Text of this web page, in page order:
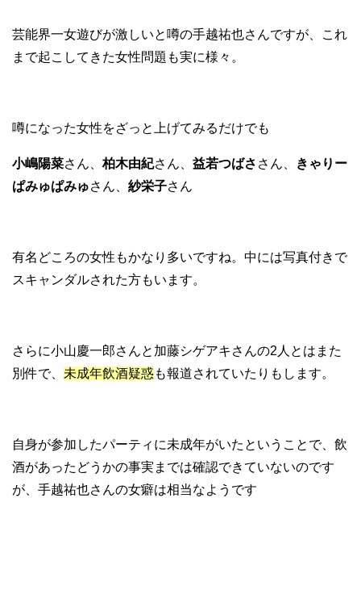
芸能界一女遊びが激しいと噂の手越祐也さんですが、これ
まで起こしてきた女性問題も実に様々。
噂になった女性をざっと上げてみるだけでも
小嶋陽菜さん、柏木由紀さん、 益若つばさ さん、
きゃりー
ぱみゅぱみゅさん、 紗栄子さん
有名どころの女性もかなり多いですね。中には写真付きで
スキャンダルされた方もいます。
さらに小山慶一郎さんと加藤シゲアキさんの2人とはまた
別件で、 未成年飲酒疑惑も報道されていたりもします。
自身が参加したパーティに未成年がいたということで、飲
酒があったどうかの事実までは確認できていないのです
が、手越祐也さんの女癖は相当なようです